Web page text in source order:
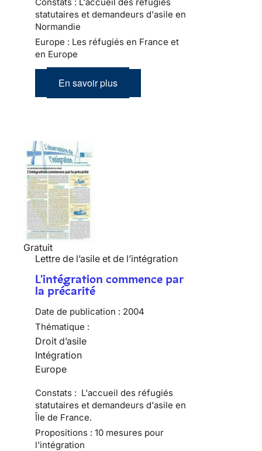
statutaires et demandeurs d'asile en
Normandie
Europe : Les réfugiés en France et
en Europe
En savoir plus
Gratuit
Lettre de l’asile et de l’intégration
L'intégration commence par
la précarité
Date de publication : 2004
Thématique :
Droit d’asile
Intégration
Europe
Constats : L'accueil des réfugiés
statutaires et demandeurs d'asile en
Île de France.
Propositions : 10 mesures pour
l'intégration